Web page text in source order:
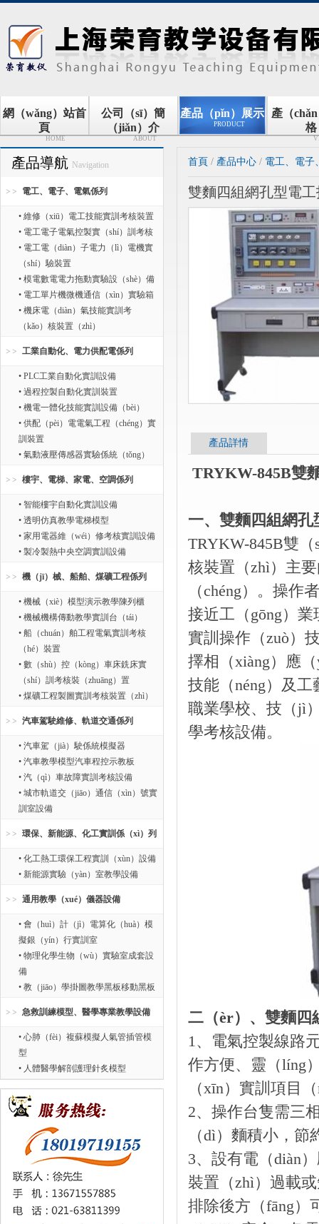
網（wǎng）站首
頁
HOME
公司（sī）簡
（jiǎn）介
ABOUT
產品（pǐn）展示
PRODUCT
產（
格
產品導航 Navigation
電工、電子、電氣係列
• 維修（xiū）電工技能實訓考核裝置
• 電工電子電氣控製實（shí）訓考核
• 電工電（diàn）子電力（lì）電機實
（shí）驗裝置
• 模電數電電力拖動實驗設（shè）備
• 電工單片機微機通信（xìn）實驗箱
• 機床電（diàn）氣技能實訓考
（kǎo）核裝置（zhì）
工業自動化、電力供配電係列
• PLC工業自動化實訓設備
• 過程控製自動化實訓裝置
• 機電一體化技能實訓設備（bèi）
• 供配（pèi）電電氣工程（chéng）實
訓裝置
• 氣動液壓傳感器實驗係統（tǒng）
樓宇、電梯、家電、空調係列
• 智能樓宇自動化實訓設備
• 透明仿真教學電梯模型
• 家用電器維（wéi）修考核實訓設備
• 製冷製熱中央空調實訓設備
機（jī）械、船舶、煤礦工程係列
• 機械（xiè）模型演示教學陳列櫃
• 機械機構傳動教學實訓台（tái）
• 船（chuán）舶工程電氣實訓考核
（hé）裝置
• 數（shù）控（kòng）車床銑床實
（shí）訓考核裝（zhuāng）置
• 煤礦工程製圖實訓考核裝置（zhì）
汽車駕駛維修、軌道交通係列
• 汽車駕（jià）駛係統模擬器
• 汽車教學模型汽車程控示教板
• 汽（qì）車故障實訓考核設備
• 城市軌道交（jiāo）通信（xìn）號實
訓室設備
環保、新能源、化工實訓係（xì）列
• 化工熱工環保工程實訓（xùn）設備
• 新能源實驗（yàn）室教學設備
通用教學（xué）儀器設備
• 會（huì）計（jì）電算化（huà）模
擬銀（yín）行實訓室
• 物理化學生物（wù）實驗室成套設
備
• 教（jiāo）學掛圖教學黑板移動黑板
急救訓練模型、醫學專業教學設備
• 心肺（fèi）複蘇模擬人氣管插管模
型
• 人體醫學解剖護理針炙模型
首頁 / 產品中心 / 電工、電子
雙麵四組網孔型電
產品詳情
TRYKW-845B雙
一、雙麵四組網
TRYKW-845B雙
核裝置（zhì）主
（chéng）。操
接近工（gōng）
實訓操作（zuò）
擇相（xiàng）應
技能（néng）及
職業學校、技（jì
學考核設備。
二（èr）、雙麵四
1、電氣控製線路
作方便、靈（líng
（xīn）實訓項目
2、操作台隻需三
（dì）麵積小，
3、設有電（diàn
裝置（zhì）過載
排除後方（fāng）